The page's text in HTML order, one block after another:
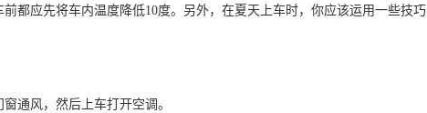
都应先将车内温度降低10度。另外，在夏天上车时，你应该运用一些技巧
通风，然后上车打开空调。